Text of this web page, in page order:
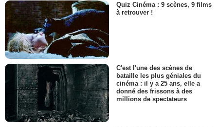
Quiz Cinéma : 9 scènes, 9 films
à retrouver !
C'est l'une des scènes de
bataille les plus géniales du
cinéma : il y a 25 ans, elle a
donné des frissons à des
millions de spectateurs